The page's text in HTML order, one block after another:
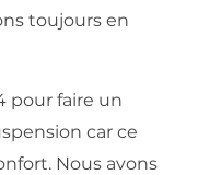
toujours en
pour faire un
car ce
Nous avons